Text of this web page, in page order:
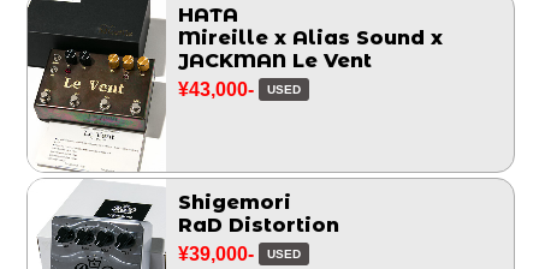
HATA
Mireille x Alias Sound x
JACKMAN Le Vent
¥43,000- USED
Shigemori
RaD Distortion
¥39,000- USED